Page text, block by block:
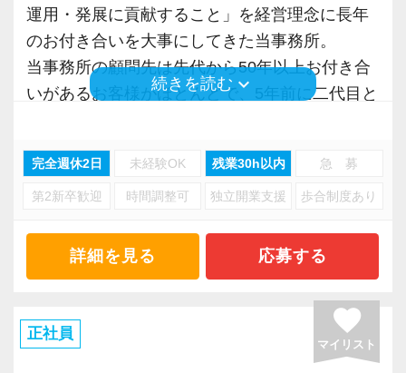
運用・発展に貢献すること」を経営理念に長年
のお付き合いを大事にしてきた当事務所。
当事務所の顧問先は先代から50年以上お付き合
いがあるお客様がほとんどで、5年前に二代目と
けています。
法人・個人事業主合わせて120社ほどをサポート
しており、顧問先からのご紹介で着実な実績を
＜世代を超えた信頼関係を築いています＞
お客様との関係が長く続いているのは、裏表な
く情報を共有し合う姿勢を大切にしてきたから
続きを読むkeyboard_arrow_down
完全週休2日 未経験OK 残業30h以内 急 募
第2新卒歓迎 時間調整可 独立開業支援 歩合制度あり
詳細を見る 応募する
正社員 favorite
マイリスト